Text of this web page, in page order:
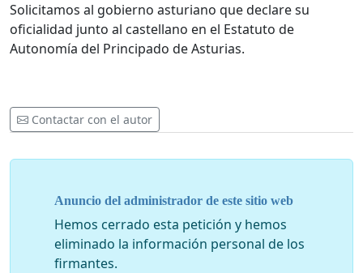
Solicitamos al gobierno asturiano que declare su
oficialidad junto al castellano en el Estatuto de
Autonomía del Principado de Asturias.
Contactar con el autor
Anuncio del administrador de este sitio web
Hemos cerrado esta petición y hemos
eliminado la información personal de los
firmantes.